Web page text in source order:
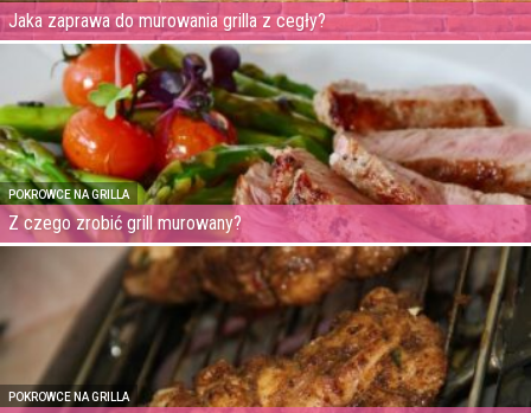
Jaka zaprawa do murowania grilla z cegły?
POKROWCE NA GRILLA
Z czego zrobić grill murowany?
POKROWCE NA GRILLA